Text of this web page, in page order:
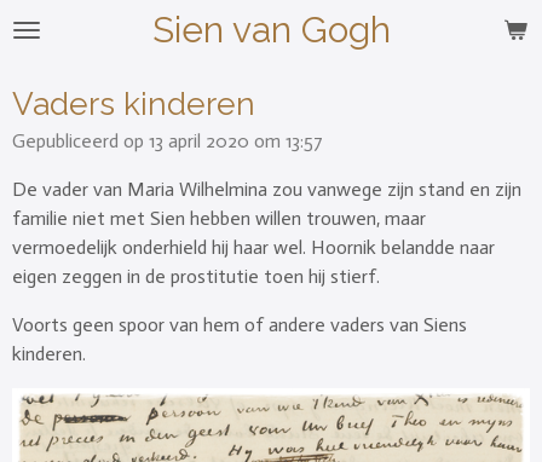
Ga
de
hoofdinhoud
Sien van Gogh
Vaders kinderen
Gepubliceerd op 13 april 2020 om 13:57
De vader van Maria Wilhelmina zou vanwege zijn stand en zijn
familie niet met Sien hebben willen trouwen, maar
vermoedelijk onderhield hij haar wel. Hoornik belandde naar
eigen zeggen in de prostitutie toen hij stierf.
Voorts geen spoor van hem of andere vaders van Siens
kinderen.